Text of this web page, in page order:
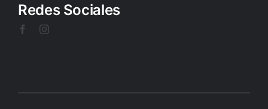
Redes Sociales